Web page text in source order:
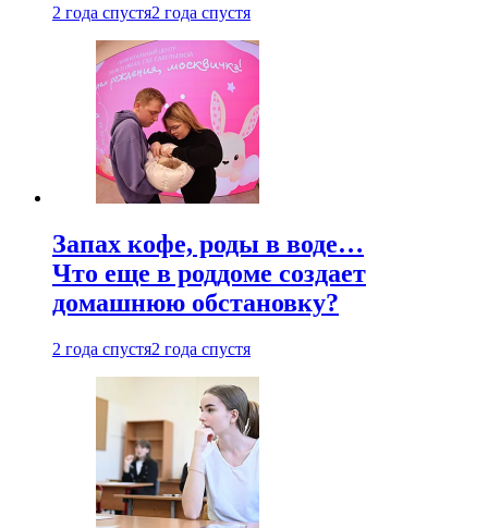
2 года спустя2 года спустя
Запах кофе, роды в воде…
Что еще в роддоме создает
домашнюю обстановку?
2 года спустя2 года спустя